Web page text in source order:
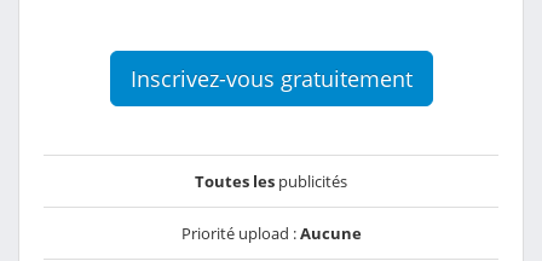
Inscrivez-vous gratuitement
Toutes les publicités
Priorité upload :Aucune